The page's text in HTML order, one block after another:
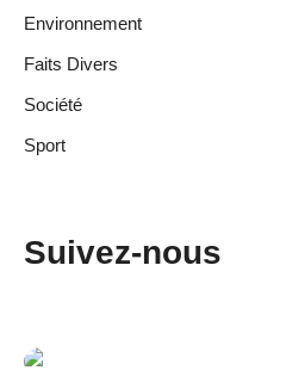
Environnement
Faits Divers
Société
Sport
Suivez-nous